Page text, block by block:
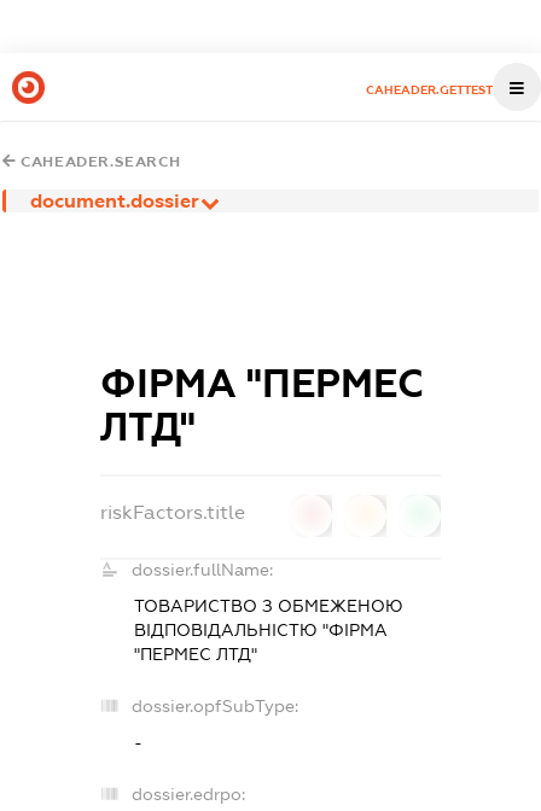
CAHEADER.GETTEST
CAHEADER.SEARCH
document.dossier
ФІРМА "ПЕРМЕС
ЛТД"
riskFactors.title
dossier.fullName:
ТОВАРИСТВО З ОБМЕЖЕНОЮ
ВІДПОВІДАЛЬНІСТЮ "ФІРМА
"ПЕРМЕС ЛТД"
dossier.opfSubType:
-
dossier.edrpo: